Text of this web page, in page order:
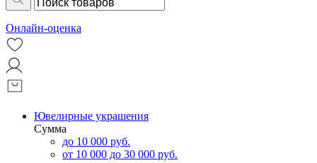
Онлайн-оценка
Ювелирные украшения
Сумма
до 10 000 руб.
от 10 000 до 30 000 руб.